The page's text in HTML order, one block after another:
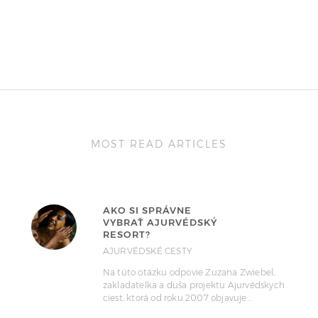
MOST READ ARTICLES
AKO SI SPRÁVNE
VYBRAŤ AJURVÉDSKÝ
RESORT?
AJURVÉDSKÉ CESTY
Na túto otázku odpovie Zuzana Zwiebel,
zakladatelka a duša projektu Ajurvédskych
ciest, ktorá od roku 2007 objavuje…